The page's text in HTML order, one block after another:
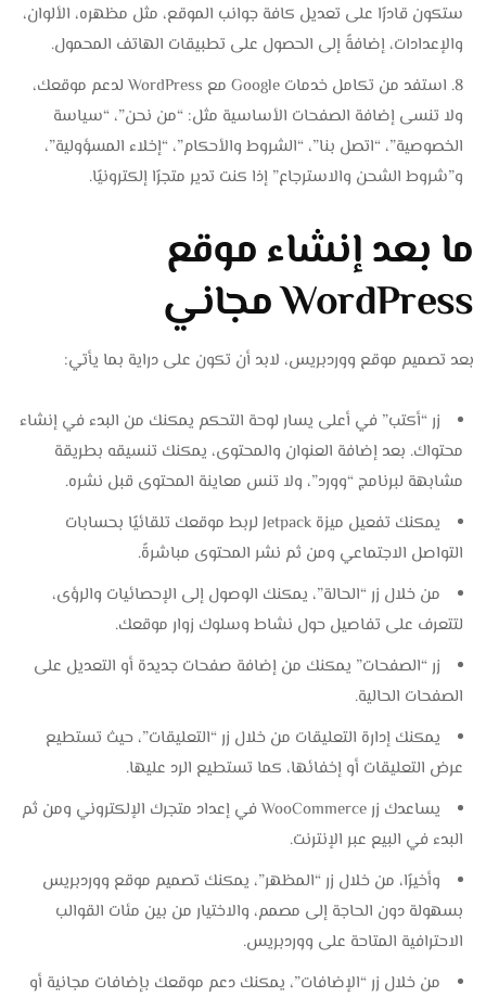
ستكون قادرًا على تعديل كافة جوانب الموقع، مثل مظهره، الألوان،
والإعدادات، إضافةً إلى الحصول على تطبيقات الهاتف المحمول.
استفد من تكامل خدمات Google مع WordPress لدعم موقعك،
ولا تنسى إضافة الصفحات الأساسية مثل: “من نحن”، “سياسة
الخصوصية”، “اتصل بنا”، “الشروط والأحكام”، “إخلاء المسؤولية”،
و”شروط الشحن والاسترجاع” إذا كنت تدير متجرًا إلكترونيًا.
ما بعد إنشاء موقع
WordPress مجاني
بعد تصميم موقع ووردبريس، لابد أن تكون على دراية بما يأتي:
زر “أكتب” في أعلى يسار لوحة التحكم يمكنك من البدء في إنشاء
محتواك. بعد إضافة العنوان والمحتوى، يمكنك تنسيقه بطريقة
مشابهة لبرنامج “وورد”، ولا تنس معاينة المحتوى قبل نشره.
يمكنك تفعيل ميزة Jetpack لربط موقعك تلقائيًا بحسابات
التواصل الاجتماعي ومن ثم نشر المحتوى مباشرةً.
من خلال زر “الحالة”، يمكنك الوصول إلى الإحصائيات والرؤى،
لتتعرف على تفاصيل حول نشاط وسلوك زوار موقعك.
زر “الصفحات” يمكنك من إضافة صفحات جديدة أو التعديل على
الصفحات الحالية.
يمكنك إدارة التعليقات من خلال زر “التعليقات”، حيث تستطيع
عرض التعليقات أو إخفائها، كما تستطيع الرد عليها.
يساعدك زر WooCommerce في إعداد متجرك الإلكتروني ومن ثم
البدء في البيع عبر الإنترنت.
وأخيرًا، من خلال زر “المظهر”، يمكنك تصميم موقع ووردبريس
بسهولة دون الحاجة إلى مصمم، والاختيار من بين مئات القوالب
الاحترافية المتاحة على ووردبريس.
من خلال زر “الإضافات”، يمكنك دعم موقعك بإضافات مجانية أو